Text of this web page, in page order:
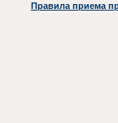
Правила приема